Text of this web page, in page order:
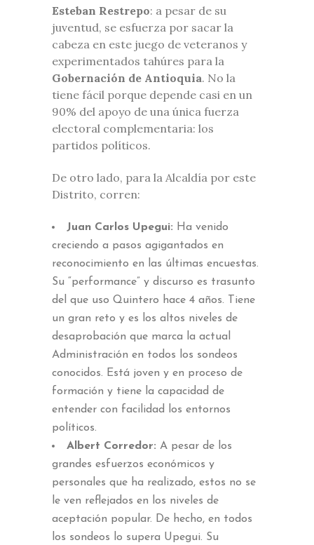
Esteban Restrepo: a pesar de su
juventud, se esfuerza por sacar la
cabeza en este juego de veteranos y
experimentados tahúres para la
Gobernación de Antioquia. No la
tiene fácil porque depende casi en un
90% del apoyo de una única fuerza
electoral complementaria: los
partidos políticos.
De otro lado, para la Alcaldía por este
Distrito, corren:
Juan Carlos Upegui: Ha venido
creciendo a pasos agigantados en
reconocimiento en las últimas encuestas.
Su “performance” y discurso es trasunto
del que uso Quintero hace 4 años. Tiene
un gran reto y es los altos niveles de
desaprobación que marca la actual
Administración en todos los sondeos
conocidos. Está joven y en proceso de
formación y tiene la capacidad de
entender con facilidad los entornos
políticos.
Albert Corredor: A pesar de los
grandes esfuerzos económicos y
personales que ha realizado, estos no se
le ven reflejados en los niveles de
aceptación popular. De hecho, en todos
los sondeos lo supera Upegui. Su